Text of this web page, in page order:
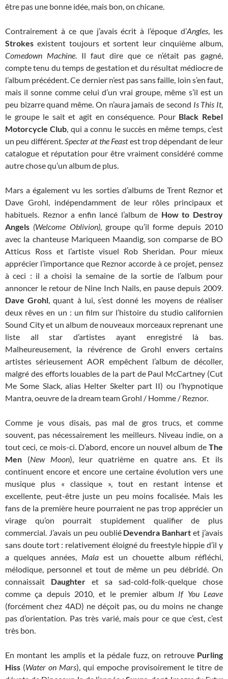
être pas une bonne idée, mais bon, on chicane.
Contrairement à ce que j’avais écrit à l’époque d’Angles, les
Strokes existent toujours et sortent leur cinquième album,
Comedown Machine. Il faut dire que ce n’était pas gagné,
compte tenu du temps de gestation et du résultat médiocre de
l’album précédent. Ce dernier n’est pas sans faille, loin s’en faut,
mais il sonne comme celui d’un vrai groupe, même s’il est un
peu bizarre quand même. On n’aura jamais de second Is This It,
le groupe le sait et agit en conséquence. Pour Black Rebel
Motorcycle Club, qui a connu le succès en même temps, c’est
un peu différent.Specter at the Feastest trop dépendant de leur
catalogue et réputation pour être vraiment considéré comme
autre chose qu’un album de plus.
Mars a également vu les sorties d’albums de Trent Reznor et
Dave Grohl, indépendamment de leur rôles principaux et
habituels. Reznor a enfin lancé l’album de How to Destroy
Angels (Welcome Oblivion), groupe qu’il forme depuis 2010
avec la chanteuse Mariqueen Maandig, son comparse de BO
Atticus Ross et l’artiste visuel Rob Sheridan. Pour mieux
apprécier l’importance que Reznor accorde à ce projet, pensez
à ceci : il a choisi la semaine de la sortie de l’album pour
annoncer le retour de Nine Inch Nails, en pause depuis 2009.
Dave Grohl, quant à lui, s’est donné les moyens de réaliser
deux rêves en un : un film sur l’histoire du studio californien
Sound City et un album de nouveaux morceaux reprenant une
liste all star d’artistes ayant enregistré là bas.
Malheureusement, la révérence de Grohl envers certains
artistes sérieusement AOR empêchent l’album de décoller,
malgré des efforts louables de la part de Paul McCartney (Cut
Me Some Slack, alias Helter Skelter part II) ou l’hypnotique
Mantra, oeuvre de la dream team Grohl / Homme / Reznor.
Comme je vous disais, pas mal de gros trucs, et comme
souvent, pas nécessairement les meilleurs. Niveau indie, on a
tout ceci, ce mois-ci. D’abord, encore un nouvel album de The
Men (New Moon), leur quatrième en quatre ans. Et ils
continuent encore et encore une certaine évolution vers une
musique plus « classique », tout en restant intense et
excellente, peut-être juste un peu moins focalisée. Mais les
fans de la première heure pourraient ne pas trop apprécier un
virage qu’on pourrait stupidement qualifier de plus
commercial. J’avais un peu oubliéDevendra Banhart et j’avais
sans doute tort : relativement éloigné du freestyle hippie d’il y
a quelques années, Mala est un chouette album réfléchi,
mélodique, personnel et tout de même un peu débridé. On
connaissait Daughter et sa sad-cold-folk-quelque chose
comme ça depuis 2010, et le premier album If You Leave
(forcément chez 4AD) ne déçoit pas, ou du moins ne change
pas d’orientation. Pas très varié, mais pour ce que c’est, c’est
très bon.
En montant les amplis et la pédale fuzz, on retrouve Purling
Hiss (Water on Mars), qui empoche provisoirement le titre de